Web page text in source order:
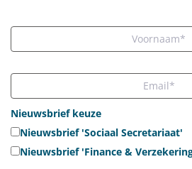
Nieuwsbrief keuze
Nieuwsbrief 'Sociaal Secretariaat'
Nieuwsbrief 'Finance &